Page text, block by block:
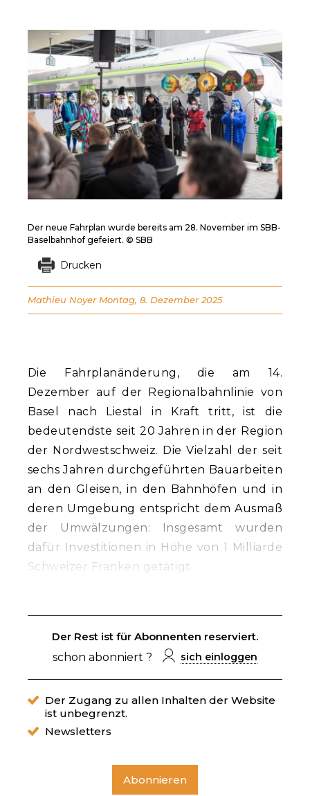
Die Fahrplanänderung, die am 14.
Dezember auf der Regionalbahnlinie von
Basel nach Liestal in Kraft tritt, ist die
bedeutendste seit 20 Jahren in der Region
der Nordwestschweiz. Die Vielzahl der seit
sechs Jahren durchgeführten Bauarbeiten
an den Gleisen, in den Bahnhöfen und in
deren Umgebung entspricht dem Ausmaß
der Umwälzungen: Insgesamt wurden
dafür Investitionen in Höhe von 1 Milliarde
Schweizer Franken getätigt.
Der Rest ist für Abonnenten reserviert.
schon abonniert ?
sich einloggen
Der Zugang zu allen Inhalten der Website
ist unbegrenzt.
Newsletters
Abonnieren
Der neue Fahrplan wurde bereits am 28. November im SBB-
Baselbahnhof gefeiert. © SBB
Drucken
Mathieu Noyer Montag, 8. Dezember 2025